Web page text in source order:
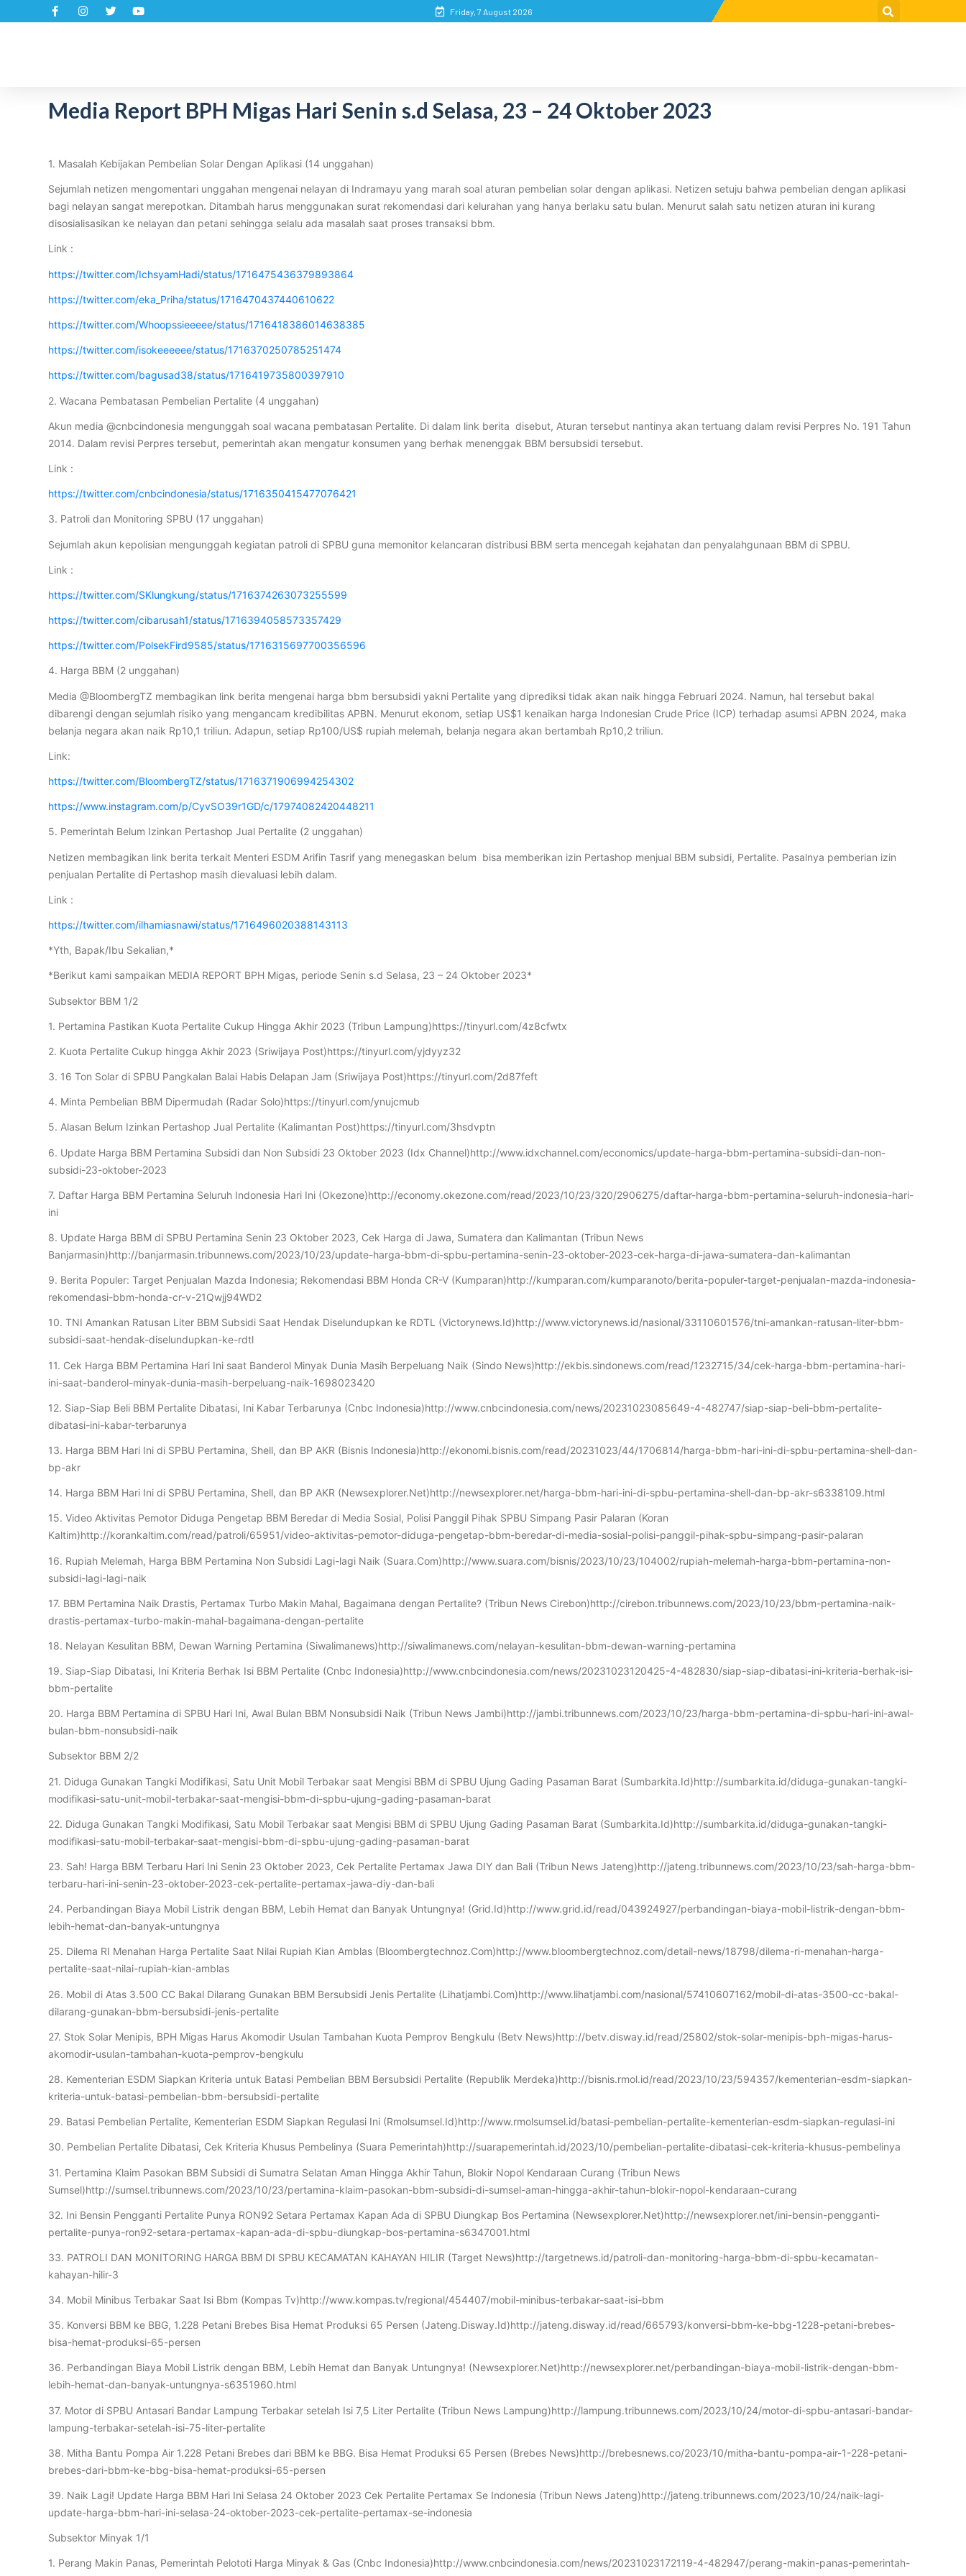
Friday, 7 August 2026
Media Report BPH Migas Hari Senin s.d Selasa, 23 – 24 Oktober 2023
1. Masalah Kebijakan Pembelian Solar Dengan Aplikasi (14 unggahan)
Sejumlah netizen mengomentari unggahan mengenai nelayan di Indramayu yang marah soal aturan pembelian solar dengan aplikasi. Netizen setuju bahwa pembelian dengan aplikasi
bagi nelayan sangat merepotkan. Ditambah harus menggunakan surat rekomendasi dari kelurahan yang hanya berlaku satu bulan. Menurut salah satu netizen aturan ini kurang
disosialisasikan ke nelayan dan petani sehingga selalu ada masalah saat proses transaksi bbm.
Link :
https://twitter.com/IchsyamHadi/status/1716475436379893864
https://twitter.com/eka_Priha/status/1716470437440610622
https://twitter.com/Whoopssieeeee/status/1716418386014638385
https://twitter.com/isokeeeeee/status/1716370250785251474
https://twitter.com/bagusad38/status/1716419735800397910
2. Wacana Pembatasan Pembelian Pertalite (4 unggahan)
Akun media @cnbcindonesia mengunggah soal wacana pembatasan Pertalite. Di dalam link berita disebut, Aturan tersebut nantinya akan tertuang dalam revisi Perpres No. 191 Tahun
2014. Dalam revisi Perpres tersebut, pemerintah akan mengatur konsumen yang berhak menenggak BBM bersubsidi tersebut.
Link :
https://twitter.com/cnbcindonesia/status/1716350415477076421
3. Patroli dan Monitoring SPBU (17 unggahan)
Sejumlah akun kepolisian mengunggah kegiatan patroli di SPBU guna memonitor kelancaran distribusi BBM serta mencegah kejahatan dan penyalahgunaan BBM di SPBU.
Link :
https://twitter.com/SKlungkung/status/1716374263073255599
https://twitter.com/cibarusah1/status/1716394058573357429
https://twitter.com/PolsekFird9585/status/1716315697700356596
4. Harga BBM (2 unggahan)
Media @BloombergTZ membagikan link berita mengenai harga bbm bersubsidi yakni Pertalite yang diprediksi tidak akan naik hingga Februari 2024. Namun, hal tersebut bakal
dibarengi dengan sejumlah risiko yang mengancam kredibilitas APBN. Menurut ekonom, setiap US$1 kenaikan harga Indonesian Crude Price (ICP) terhadap asumsi APBN 2024, maka
belanja negara akan naik Rp10,1 triliun. Adapun, setiap Rp100/US$ rupiah melemah, belanja negara akan bertambah Rp10,2 triliun.
Link:
https://twitter.com/BloombergTZ/status/1716371906994254302
https://www.instagram.com/p/CyvSO39r1GD/c/17974082420448211
5. Pemerintah Belum Izinkan Pertashop Jual Pertalite (2 unggahan)
Netizen membagikan link berita terkait Menteri ESDM Arifin Tasrif yang menegaskan belum bisa memberikan izin Pertashop menjual BBM subsidi, Pertalite. Pasalnya pemberian izin
penjualan Pertalite di Pertashop masih dievaluasi lebih dalam.
Link :
https://twitter.com/ilhamiasnawi/status/1716496020388143113
*Yth, Bapak/Ibu Sekalian,*
*Berikut kami sampaikan MEDIA REPORT BPH Migas, periode Senin s.d Selasa, 23 – 24 Oktober 2023*
Subsektor BBM 1/2
1. Pertamina Pastikan Kuota Pertalite Cukup Hingga Akhir 2023 (Tribun Lampung)https://tinyurl.com/4z8cfwtx
2. Kuota Pertalite Cukup hingga Akhir 2023 (Sriwijaya Post)https://tinyurl.com/yjdyyz32
3. 16 Ton Solar di SPBU Pangkalan Balai Habis Delapan Jam (Sriwijaya Post)https://tinyurl.com/2d87feft
4. Minta Pembelian BBM Dipermudah (Radar Solo)https://tinyurl.com/ynujcmub
5. Alasan Belum Izinkan Pertashop Jual Pertalite (Kalimantan Post)https://tinyurl.com/3hsdvptn
6. Update Harga BBM Pertamina Subsidi dan Non Subsidi 23 Oktober 2023 (Idx Channel)http://www.idxchannel.com/economics/update-harga-bbm-pertamina-subsidi-dan-non-
subsidi-23-oktober-2023
7. Daftar Harga BBM Pertamina Seluruh Indonesia Hari Ini (Okezone)http://economy.okezone.com/read/2023/10/23/320/2906275/daftar-harga-bbm-pertamina-seluruh-indonesia-hari-
ini
8. Update Harga BBM di SPBU Pertamina Senin 23 Oktober 2023, Cek Harga di Jawa, Sumatera dan Kalimantan (Tribun News
Banjarmasin)http://banjarmasin.tribunnews.com/2023/10/23/update-harga-bbm-di-spbu-pertamina-senin-23-oktober-2023-cek-harga-di-jawa-sumatera-dan-kalimantan
9. Berita Populer: Target Penjualan Mazda Indonesia; Rekomendasi BBM Honda CR-V (Kumparan)http://kumparan.com/kumparanoto/berita-populer-target-penjualan-mazda-indonesia-
rekomendasi-bbm-honda-cr-v-21Qwjj94WD2
10. TNI Amankan Ratusan Liter BBM Subsidi Saat Hendak Diselundupkan ke RDTL (Victorynews.Id)http://www.victorynews.id/nasional/33110601576/tni-amankan-ratusan-liter-bbm-
subsidi-saat-hendak-diselundupkan-ke-rdtl
11. Cek Harga BBM Pertamina Hari Ini saat Banderol Minyak Dunia Masih Berpeluang Naik (Sindo News)http://ekbis.sindonews.com/read/1232715/34/cek-harga-bbm-pertamina-hari-
ini-saat-banderol-minyak-dunia-masih-berpeluang-naik-1698023420
12. Siap-Siap Beli BBM Pertalite Dibatasi, Ini Kabar Terbarunya (Cnbc Indonesia)http://www.cnbcindonesia.com/news/20231023085649-4-482747/siap-siap-beli-bbm-pertalite-
dibatasi-ini-kabar-terbarunya
13. Harga BBM Hari Ini di SPBU Pertamina, Shell, dan BP AKR (Bisnis Indonesia)http://ekonomi.bisnis.com/read/20231023/44/1706814/harga-bbm-hari-ini-di-spbu-pertamina-shell-dan-
bp-akr
14. Harga BBM Hari Ini di SPBU Pertamina, Shell, dan BP AKR (Newsexplorer.Net)http://newsexplorer.net/harga-bbm-hari-ini-di-spbu-pertamina-shell-dan-bp-akr-s6338109.html
15. Video Aktivitas Pemotor Diduga Pengetap BBM Beredar di Media Sosial, Polisi Panggil Pihak SPBU Simpang Pasir Palaran (Koran
Kaltim)http://korankaltim.com/read/patroli/65951/video-aktivitas-pemotor-diduga-pengetap-bbm-beredar-di-media-sosial-polisi-panggil-pihak-spbu-simpang-pasir-palaran
16. Rupiah Melemah, Harga BBM Pertamina Non Subsidi Lagi-lagi Naik (Suara.Com)http://www.suara.com/bisnis/2023/10/23/104002/rupiah-melemah-harga-bbm-pertamina-non-
subsidi-lagi-lagi-naik
17. BBM Pertamina Naik Drastis, Pertamax Turbo Makin Mahal, Bagaimana dengan Pertalite? (Tribun News Cirebon)http://cirebon.tribunnews.com/2023/10/23/bbm-pertamina-naik-
drastis-pertamax-turbo-makin-mahal-bagaimana-dengan-pertalite
18. Nelayan Kesulitan BBM, Dewan Warning Pertamina (Siwalimanews)http://siwalimanews.com/nelayan-kesulitan-bbm-dewan-warning-pertamina
19. Siap-Siap Dibatasi, Ini Kriteria Berhak Isi BBM Pertalite (Cnbc Indonesia)http://www.cnbcindonesia.com/news/20231023120425-4-482830/siap-siap-dibatasi-ini-kriteria-berhak-isi-
bbm-pertalite
20. Harga BBM Pertamina di SPBU Hari Ini, Awal Bulan BBM Nonsubsidi Naik (Tribun News Jambi)http://jambi.tribunnews.com/2023/10/23/harga-bbm-pertamina-di-spbu-hari-ini-awal-
bulan-bbm-nonsubsidi-naik
Subsektor BBM 2/2
21. Diduga Gunakan Tangki Modifikasi, Satu Unit Mobil Terbakar saat Mengisi BBM di SPBU Ujung Gading Pasaman Barat (Sumbarkita.Id)http://sumbarkita.id/diduga-gunakan-tangki-
modifikasi-satu-unit-mobil-terbakar-saat-mengisi-bbm-di-spbu-ujung-gading-pasaman-barat
22. Diduga Gunakan Tangki Modifikasi, Satu Mobil Terbakar saat Mengisi BBM di SPBU Ujung Gading Pasaman Barat (Sumbarkita.Id)http://sumbarkita.id/diduga-gunakan-tangki-
modifikasi-satu-mobil-terbakar-saat-mengisi-bbm-di-spbu-ujung-gading-pasaman-barat
23. Sah! Harga BBM Terbaru Hari Ini Senin 23 Oktober 2023, Cek Pertalite Pertamax Jawa DIY dan Bali (Tribun News Jateng)http://jateng.tribunnews.com/2023/10/23/sah-harga-bbm-
terbaru-hari-ini-senin-23-oktober-2023-cek-pertalite-pertamax-jawa-diy-dan-bali
24. Perbandingan Biaya Mobil Listrik dengan BBM, Lebih Hemat dan Banyak Untungnya! (Grid.Id)http://www.grid.id/read/043924927/perbandingan-biaya-mobil-listrik-dengan-bbm-
lebih-hemat-dan-banyak-untungnya
25. Dilema RI Menahan Harga Pertalite Saat Nilai Rupiah Kian Amblas (Bloombergtechnoz.Com)http://www.bloombergtechnoz.com/detail-news/18798/dilema-ri-menahan-harga-
pertalite-saat-nilai-rupiah-kian-amblas
26. Mobil di Atas 3.500 CC Bakal Dilarang Gunakan BBM Bersubsidi Jenis Pertalite (Lihatjambi.Com)http://www.lihatjambi.com/nasional/57410607162/mobil-di-atas-3500-cc-bakal-
dilarang-gunakan-bbm-bersubsidi-jenis-pertalite
27. Stok Solar Menipis, BPH Migas Harus Akomodir Usulan Tambahan Kuota Pemprov Bengkulu (Betv News)http://betv.disway.id/read/25802/stok-solar-menipis-bph-migas-harus-
akomodir-usulan-tambahan-kuota-pemprov-bengkulu
28. Kementerian ESDM Siapkan Kriteria untuk Batasi Pembelian BBM Bersubsidi Pertalite (Republik Merdeka)http://bisnis.rmol.id/read/2023/10/23/594357/kementerian-esdm-siapkan-
kriteria-untuk-batasi-pembelian-bbm-bersubsidi-pertalite
29. Batasi Pembelian Pertalite, Kementerian ESDM Siapkan Regulasi Ini (Rmolsumsel.Id)http://www.rmolsumsel.id/batasi-pembelian-pertalite-kementerian-esdm-siapkan-regulasi-ini
30. Pembelian Pertalite Dibatasi, Cek Kriteria Khusus Pembelinya (Suara Pemerintah)http://suarapemerintah.id/2023/10/pembelian-pertalite-dibatasi-cek-kriteria-khusus-pembelinya
31. Pertamina Klaim Pasokan BBM Subsidi di Sumatra Selatan Aman Hingga Akhir Tahun, Blokir Nopol Kendaraan Curang (Tribun News
Sumsel)http://sumsel.tribunnews.com/2023/10/23/pertamina-klaim-pasokan-bbm-subsidi-di-sumsel-aman-hingga-akhir-tahun-blokir-nopol-kendaraan-curang
32. Ini Bensin Pengganti Pertalite Punya RON92 Setara Pertamax Kapan Ada di SPBU Diungkap Bos Pertamina (Newsexplorer.Net)http://newsexplorer.net/ini-bensin-pengganti-
pertalite-punya-ron92-setara-pertamax-kapan-ada-di-spbu-diungkap-bos-pertamina-s6347001.html
33. PATROLI DAN MONITORING HARGA BBM DI SPBU KECAMATAN KAHAYAN HILIR (Target News)http://targetnews.id/patroli-dan-monitoring-harga-bbm-di-spbu-kecamatan-
kahayan-hilir-3
34. Mobil Minibus Terbakar Saat Isi Bbm (Kompas Tv)http://www.kompas.tv/regional/454407/mobil-minibus-terbakar-saat-isi-bbm
35. Konversi BBM ke BBG, 1.228 Petani Brebes Bisa Hemat Produksi 65 Persen (Jateng.Disway.Id)http://jateng.disway.id/read/665793/konversi-bbm-ke-bbg-1228-petani-brebes-
bisa-hemat-produksi-65-persen
36. Perbandingan Biaya Mobil Listrik dengan BBM, Lebih Hemat dan Banyak Untungnya! (Newsexplorer.Net)http://newsexplorer.net/perbandingan-biaya-mobil-listrik-dengan-bbm-
lebih-hemat-dan-banyak-untungnya-s6351960.html
37. Motor di SPBU Antasari Bandar Lampung Terbakar setelah Isi 7,5 Liter Pertalite (Tribun News Lampung)http://lampung.tribunnews.com/2023/10/24/motor-di-spbu-antasari-bandar-
lampung-terbakar-setelah-isi-75-liter-pertalite
38. Mitha Bantu Pompa Air 1.228 Petani Brebes dari BBM ke BBG. Bisa Hemat Produksi 65 Persen (Brebes News)http://brebesnews.co/2023/10/mitha-bantu-pompa-air-1-228-petani-
brebes-dari-bbm-ke-bbg-bisa-hemat-produksi-65-persen
39. Naik Lagi! Update Harga BBM Hari Ini Selasa 24 Oktober 2023 Cek Pertalite Pertamax Se Indonesia (Tribun News Jateng)http://jateng.tribunnews.com/2023/10/24/naik-lagi-
update-harga-bbm-hari-ini-selasa-24-oktober-2023-cek-pertalite-pertamax-se-indonesia
Subsektor Minyak 1/1
1. Perang Makin Panas, Pemerintah Pelototi Harga Minyak & Gas (Cnbc Indonesia)http://www.cnbcindonesia.com/news/20231023172119-4-482947/perang-makin-panas-pemerintah-